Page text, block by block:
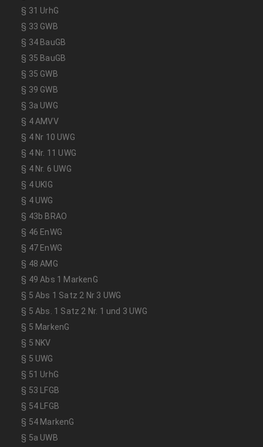
§ 31 UrhG
§ 33 GWB
§ 34 BauGB
§ 35 BauGB
§ 35 GWB
§ 39 GWB
§ 3a UWG
§ 4 AMVV
§ 4 Nr 10 UWG
§ 4 Nr. 11 UWG
§ 4 Nr. 6 UWG
§ 4 UKlG
§ 4 UWG
§ 43b BRAO
§ 46 EnWG
§ 47 EnWG
§ 48 AMG
§ 49 Abs 1 MarkenG
§ 5 Abs 1 Satz 2 Nr 3 UWG
§ 5 Abs. 1 Satz 2 Nr. 1 und 3 UWG
§ 5 MarkenG
§ 5 NKV
§ 5 UWG
§ 51 UrhG
§ 53 LFGB
§ 54 LFGB
§ 54 MarkenG
§ 5a UWB